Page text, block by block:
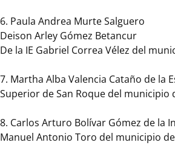
6. Paula Andrea Murte Salguero
Deison Arley Gómez Betancur
De la IE Gabriel Correa Vélez del
7. Martha Alba Valencia Cataño de la
Superior de San Roque del municipio
8. Carlos Arturo Bolívar Gómez de la
Manuel Antonio Toro del municipio
Rural
San
Miguel
Tigre
de
3.
Daniela